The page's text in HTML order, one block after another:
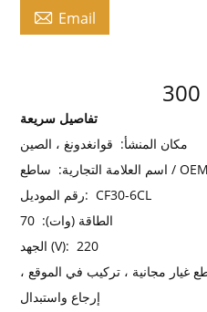
 Email
تفاصيل سريعة
مكان المنشأ: قوانغدونغ ، الصين
اسم العلامة التجارية: ساطع / OEM
رقم الموديل: CF30-6CL
الطاقة (وات):
الجهد (V): 220
غيار مجانية ، تركيب في الموقع ،
إرجاع واستبدال